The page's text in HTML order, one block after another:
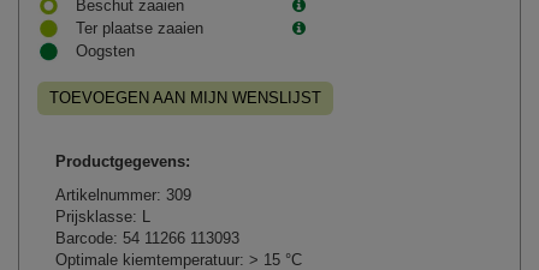
Beschut zaaien
Ter plaatse zaaien
Oogsten
TOEVOEGEN AAN MIJN WENSLIJST
Productgegevens:
Artikelnummer: 309
Prijsklasse: L
Barcode: 54 11266 113093
Optimale kiemtemperatuur: > 15 °C